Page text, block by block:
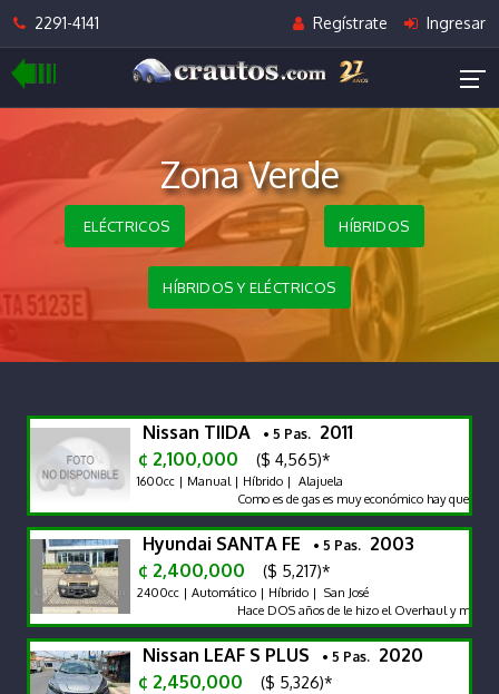
2291-4141 Regístrate Ingresar
Zona Verde
ELÉCTRICOS HÍBRIDOS
HÍBRIDOS Y ELÉCTRICOS
Nissan TIIDA • 5 Pas. 2011
¢ 2,100,000
($ 4,565)*
1600cc | Manual | Híbrido | Alajuela
Como es de gas es muy económico hay que
Hyundai SANTA FE • 5 Pas. 2003
¢ 2,400,000
($ 5,217)*
2400cc | Automático | Híbrido | San José
Hace DOS años de le hizo el Overhaul y
Nissan LEAF S PLUS • 5 Pas. 2020
¢ 2,450,000
($ 5,326)*